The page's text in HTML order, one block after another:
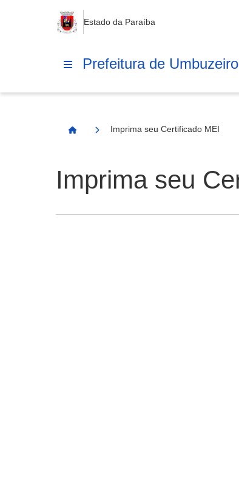
Estado da Paraíba
Prefeitura de Umbuzeiro
Página Inicial
Imprima seu Certificado MEI
Imprima seu